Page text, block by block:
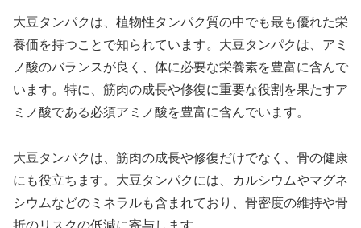
大豆タンパクは、植物性タンパク質の中でも最も優れた栄
養価を持つことで知られています。大豆タンパクは、アミ
ノ酸のバランスが良く、体に必要な栄養素を豊富に含んで
います。特に、筋肉の成長や修復に重要な役割を果たすア
ミノ酸である必須アミノ酸を豊富に含んでいます。
大豆タンパクは、筋肉の成長や修復だけでなく、骨の健康
にも役立ちます。大豆タンパクには、カルシウムやマグネ
シウムなどのミネラルも含まれており、骨密度の維持や骨
折のリスクの低減に寄与します。